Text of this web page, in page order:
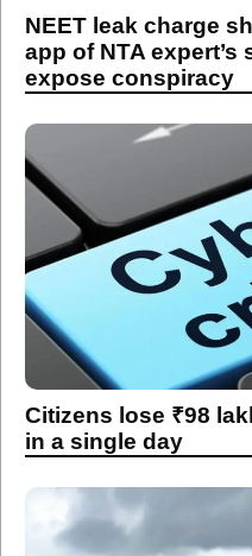
NEET leak charge
app of NTA
expose conspiracy
Citizens lose ₹98
in a single day